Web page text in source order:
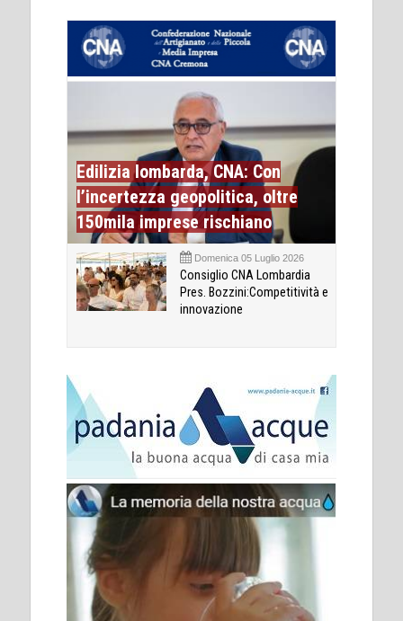
Edilizia lombarda, CNA: Con
l’incertezza geopolitica, oltre
150mila imprese rischiano
Domenica 05 Luglio 2026
Consiglio CNA Lombardia
Pres. Bozzini:Competitività e
innovazione